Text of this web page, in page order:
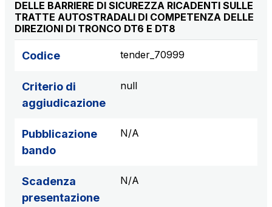
DELLE BARRIERE DI SICUREZZA RICADENTI SULLE
TRATTE AUTOSTRADALI DI COMPETENZA DELLE
DIREZIONI DI TRONCO DT6 E DT8
Codice tender_70999
Criterio di
aggiudicazione
null
Pubblicazione
bando
N/A
Scadenza
presentazione
N/A